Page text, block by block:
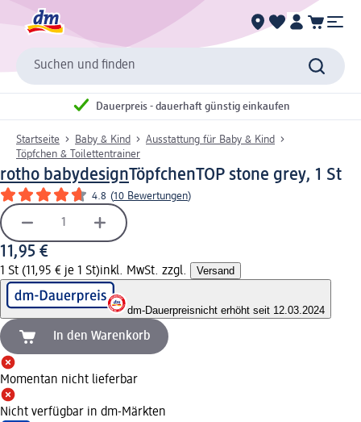
Suchen und finden
Dauerpreis - dauerhaft günstig einkaufen
Startseite Baby & Kind
Ausstattung für Baby & Kind
Töpfchen & Toilettentrainer
rotho babydesignTöpfchenTOP stone grey, 1 St
4.8 (10 Bewertungen)
11,95 €
1 St (11,95 € je 1 St)inkl. MwSt. zzgl. Versand
dm-Dauerpreisnicht erhöht seit 12.03.2024
In den Warenkorb
Momentan nicht lieferbar
Nicht verfügbar in dm-Märkten